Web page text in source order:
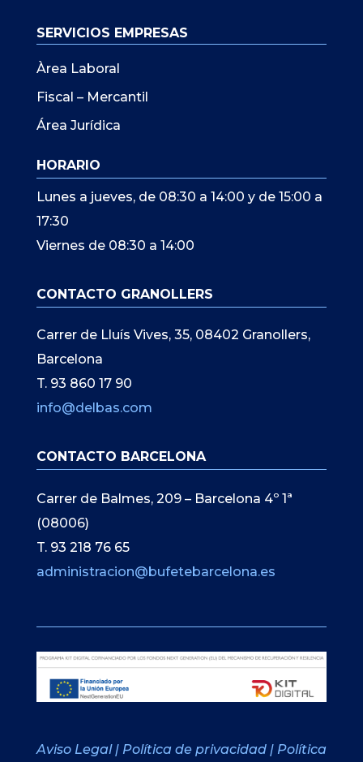
SERVICIOS EMPRESAS
Àrea Laboral
Fiscal – Mercantil
Área Jurídica
HORARIO
Lunes a jueves, de 08:30 a 14:00 y de 15:00 a
17:30
Viernes de 08:30 a 14:00
CONTACTO GRANOLLERS
Carrer de Lluís Vives, 35, 08402 Granollers,
Barcelona
T. 93 860 17 90
info@delbas.com
CONTACTO BARCELONA
Carrer de Balmes, 209 – Barcelona 4º 1ª
(08006)
T. 93 218 76 65
administracion@bufetebarcelona.es
Aviso Legal | Política de privacidad | Política